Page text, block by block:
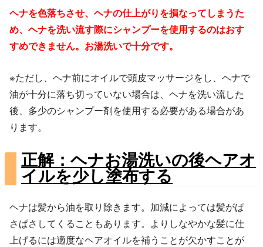
ヘナを色落ちさせ、ヘナの仕上がりを損なってしまうた
め、ヘナを洗い流す際にシャンプーを使用するのはおす
すめできません。お湯洗いで十分です。
※ただし、ヘナ前にオイルで頭皮マッサージをし、ヘナで
油が十分に落ち切っていない場合は、ヘナを洗い流した
後、多少のシャンプー剤を使用する必要がある場合があ
ります。
正解：ヘナお湯洗いの後ヘアオ
イルを少し塗布する
ヘナは髪から油を取り除きます。加減によっては髪がぱ
さぱさしてくることもあります。よりしなやかな髪に仕
上げるには適度なヘアオイルを補うことが欠かすことが